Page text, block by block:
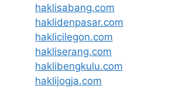
haklisabang.com
haklidenpasar.com
haklicilegon.com
hakliserang.com
haklibengkulu.com
haklijogja.com